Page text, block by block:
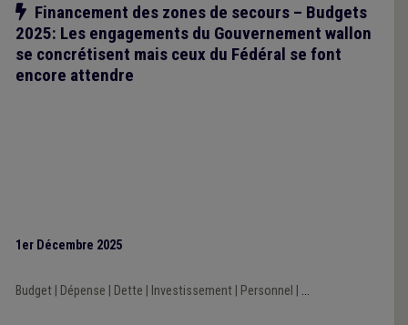
Notre action
Financement des zones de secours – Budgets
2025: Les engagements du Gouvernement wallon
se concrétisent mais ceux du Fédéral se font
encore attendre
1er Décembre 2025
Budget| Dépense Dette Investissement| Personnel ...